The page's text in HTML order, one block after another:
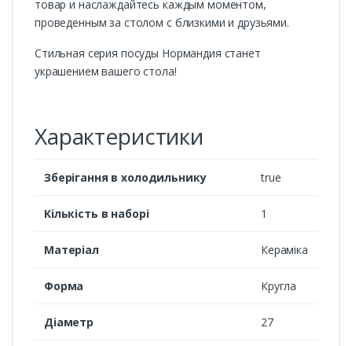
товар и наслаждайтесь каждым моментом,
проведенным за столом с близкими и друзьями.
Стильная серия посуды Нормандия станет
украшением вашего стола!
Характеристики
Зберігання в холодильнику true
Кількість в наборі 1
Матеріал Кераміка
Форма Кругла
Діаметр 27